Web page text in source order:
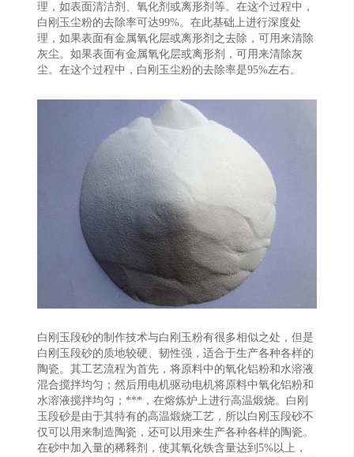
理，如表面清洁剂、氧化剂或离形剂等。在这个过程中，
白刚玉尘粉的去除率可达99%。在此基础上进行深度处
理，如果表面有金属氧化层或离形剂之去除，可用来清除
灰尘。如果表面有金属氧化层或离形剂，可用来清除灰
尘。在这个过程中，白刚玉尘粉的去除率是95%左右。
白刚玉段砂的制作技术与白刚玉粉有很多相似之处，但是
白刚玉段砂的质地较硬、韧性强，适合于生产各种各样的
陶瓷。其工艺流程为首先，将原料中的氧化铝粉和水溶液
混合搅拌均匀；然后用电机驱动电机将原料中氧化铝粉和
水溶液搅拌均匀；***，在熔炼炉上进行高温煅烧。白刚
玉段砂是由于其特有的高温煅烧工艺，所以白刚玉段砂不
仅可以用来制造陶瓷，还可以用来生产各种各样的陶瓷。
在砂中加入量的稀释剂，使其氧化铁含量达到5%以上，